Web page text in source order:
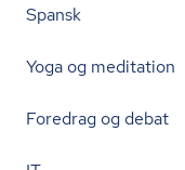
Spansk
Yoga og meditation
Foredrag og debat